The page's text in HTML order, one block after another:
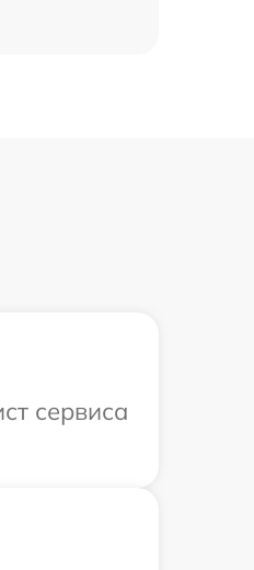
сервиса